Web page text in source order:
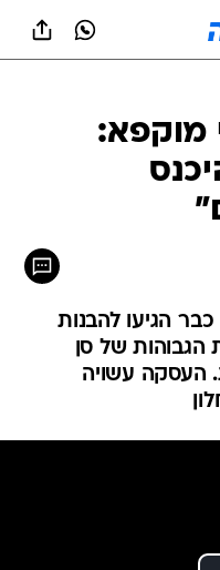
מוקפא:
הגיעו להבנות
של סן
העסקה עשויה